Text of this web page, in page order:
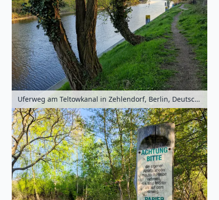
Uferweg am Teltowkanal in Zehlendorf, Berlin, Deutschland